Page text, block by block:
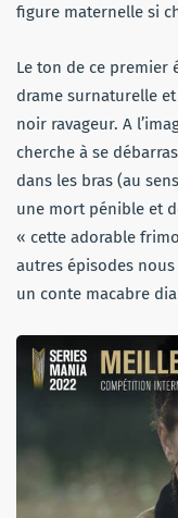
figure maternelle si
Le ton de ce premier
drame surnaturelle
noir ravageur. A
cherche à se
dans les bras (au
une mort pénible et
« cette adorable
autres épisodes
un conte macabre